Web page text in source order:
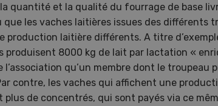
quantité et la qualité du fourrage de base
que les vaches laitières issues des différents
production laitière différents. A titre
produisent 8000 kg de lait par lactation «
qu’un membre dont le troupeau
contre, les vaches qui affichent une
plus de concentrés, qui sont payés via ce
Keller Forstmaschinen
invite aux DemoDays
Wiedlisbach pour des
démonstrations en
première suisse du
porteur à 8 roues.